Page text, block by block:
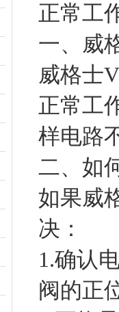
正常工
一、威
威格士
正常工
样电路
二、如
如果威
决：
1.确认
阀的正